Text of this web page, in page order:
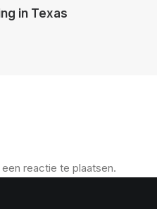
in Texas
reactie te plaatsen.